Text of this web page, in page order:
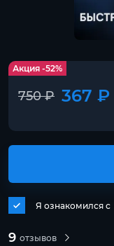
Акция -52%
750 ₽ 367 ₽
9 отзывов
Я ознакомился с